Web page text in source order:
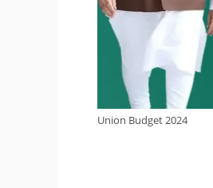
Union Budget 2024